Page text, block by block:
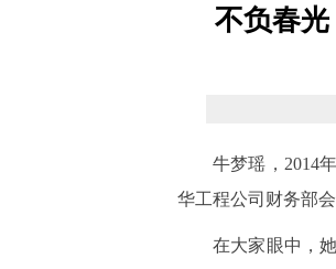
不负春
牛梦瑶，2014
华工程公司财务部会
在大家眼中，